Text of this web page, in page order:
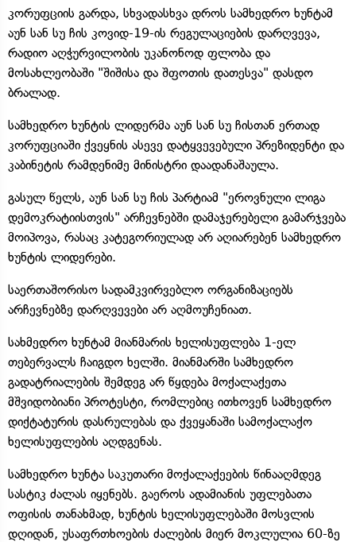
კორუფციის გარდა, სხვადასხვა დროს სამხედრო ხუნტამ
აუნ სან სუ ჩის კოვიდ-19-ის რეგულაციების დარღვევა,
რადიო აღჭურვილობის უკანონოდ ფლობა და
მოსახლეობაში "შიშისა და შფოთის დათესვა" დასდო
ბრალად.
სამხედრო ხუნტის ლიდერმა აუნ სან სუ ჩისთან ერთად
კორუფციაში ქვეყნის ასევე დატყვევებული პრეზიდენტი და
კაბინეტის რამდენიმე მინისტრი დაადანაშაულა.
გასულ წელს, აუნ სან სუ ჩის პარტიამ "ეროვნული ლიგა
დემოკრატიისთვის" არჩევნებში დამაჯერებელი გამარჯვება
მოიპოვა, რასაც კატეგორიულად არ აღიარებენ სამხედრო
ხუნტის ლიდერები.
საერთაშორისო სადამკვირვებლო ორგანიზაციებს
არჩევნებზე დარღვევები არ აღმოუჩენიათ.
სახმედრო ხუნტამ მიანმარის ხელისუფლება 1-ელ
თებერვალს ჩაიგდო ხელში. მიანმარში სამხედრო
გადატრიალების შემდეგ არ წყდება მოქალაქეთა
მშვიდობიანი პროტესტი, რომლებიც ითხოვენ სამხედრო
დიქტატურის დასრულებას და ქვეყანაში სამოქალაქო
ხელისუფლების აღდგენას.
სამხედრო ხუნტა საკუთარი მოქალაქეების წინააღმდეგ
სასტიკ ძალას იყენებს. გაეროს ადამიანის უფლებათა
ოფისის თანახმად, ხუნტის ხელისუფლებაში მოსვლის
დღიდან, უსაფრთხოების ძალების მიერ მოკლულია 60-ზე